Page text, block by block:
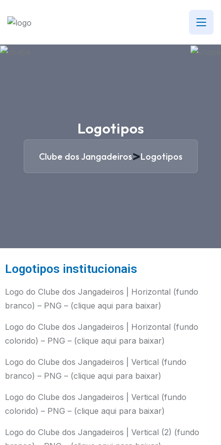
Logotipos
Clube dos Jangadeiros>Logotipos
Logotipos institucionais
Logo do Clube dos Jangadeiros | Horizontal (fundo
branco) – PNG – (clique aqui para baixar)
Logo do Clube dos Jangadeiros | Horizontal (fundo
colorido) – PNG – (clique aqui para baixar)
Logo do Clube dos Jangadeiros | Vertical (fundo
branco) – PNG – (clique aqui para baixar)
Logo do Clube dos Jangadeiros | Vertical (fundo
colorido) – PNG – (clique aqui para baixar)
Logo do Clube dos Jangadeiros | Vertical (2) (fundo